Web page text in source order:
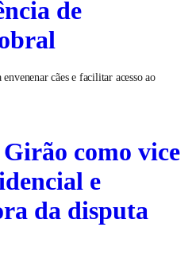
de
cães e facilitar acesso ao
como vice
e
da disputa